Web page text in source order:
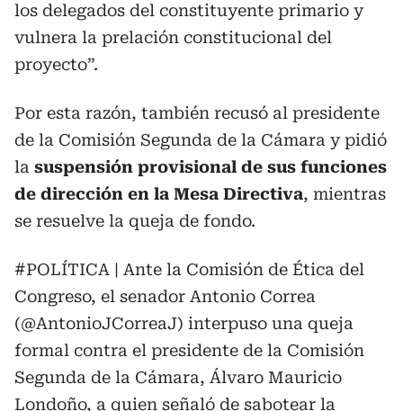
los delegados del constituyente primario y
vulnera la prelación constitucional del
proyecto”.
Por esta razón, también recusó al presidente
de la Comisión Segunda de la Cámara y pidió
la suspensión provisional de sus funciones
de dirección en la Mesa Directiva, mientras
se resuelve la queja de fondo.
#POLÍTICA | Ante la Comisión de Ética del
Congreso, el senador Antonio Correa
(@AntonioJCorreaJ) interpuso una queja
formal contra el presidente de la Comisión
Segunda de la Cámara, Álvaro Mauricio
Londoño, a quien señaló de sabotear la